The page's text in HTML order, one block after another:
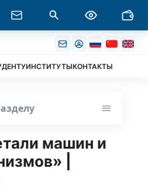
ИНСТИТУТЫКОНТАКТЫ
машин и
|